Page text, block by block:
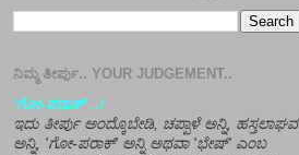
ನಿಮ್ಮ ತೀರ್ಪು.. YOUR JUDGEMENT..
'ಗೋ-ಪರಾಕ್' ..!
ಇದು ತೀರ್ಪು ಅಂದ್ಕೊಬೇಡಿ, ಚಪ್ಪಾಳೆ ಅನ್ನಿ, ಹಸ್ತಲಾಘವ
ಅನ್ನಿ, 'ಗೋ-ಪರಾಕ್' ಅನ್ನಿ ಅಥವಾ 'ಭೇಷ್' ಎಂಬ